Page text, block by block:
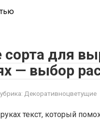
сорта для
— выбор
Декоративноцветущие
текст, который